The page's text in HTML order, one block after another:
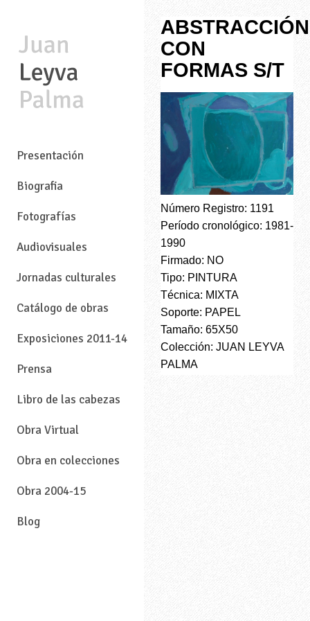
Presentación
Biografia
Fotografías
Audiovisuales
Jornadas culturales
Catálogo de obras
Exposiciones 2011-14
Prensa
Libro de las cabezas
Obra Virtual
Obra en colecciones
Obra 2004-15
Blog
ABSTRACCIÓN
CON
FORMAS S/T
Número Registro: 1191
Período cronológico: 1981-
1990
Firmado: NO
Tipo: PINTURA
Técnica: MIXTA
Soporte: PAPEL
Tamaño: 65X50
Colección: JUAN LEYVA
PALMA